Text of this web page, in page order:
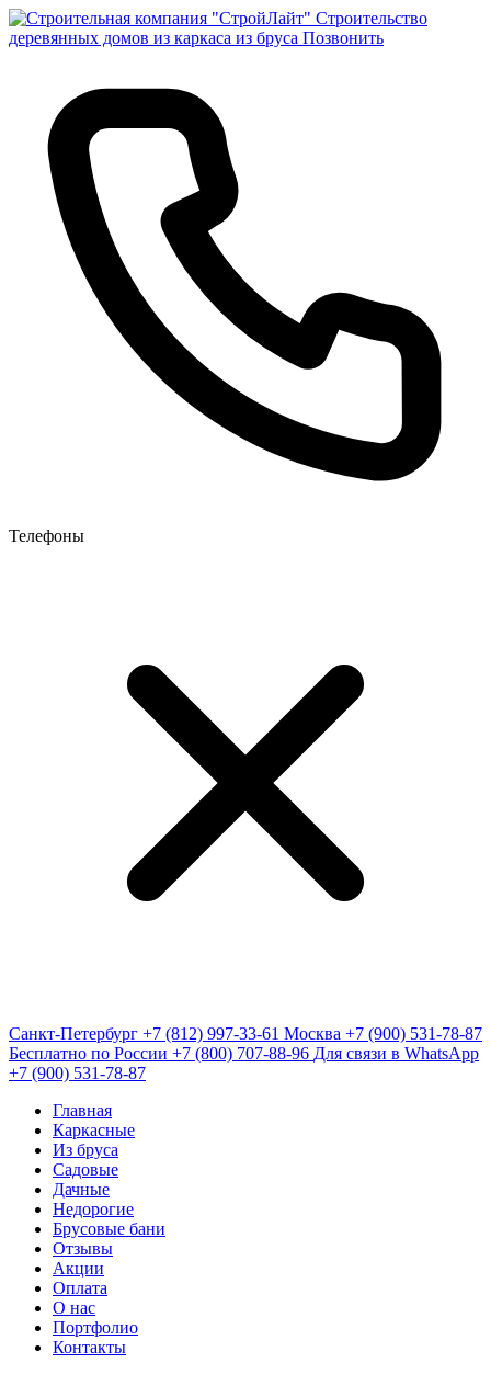
Строительство
деревянных домов из каркаса из бруса Позвонить
Телефоны
Санкт-Петербург +7 (812) 997-33-61 Москва +7 (900) 531-78-87
Бесплатно по России +7 (800) 707-88-96 Для связи в WhatsApp
+7 (900) 531-78-87
Главная
Каркасные
Из бруса
Садовые
Дачные
Недорогие
Брусовые бани
Отзывы
Акции
Оплата
О нас
Портфолио
Контакты